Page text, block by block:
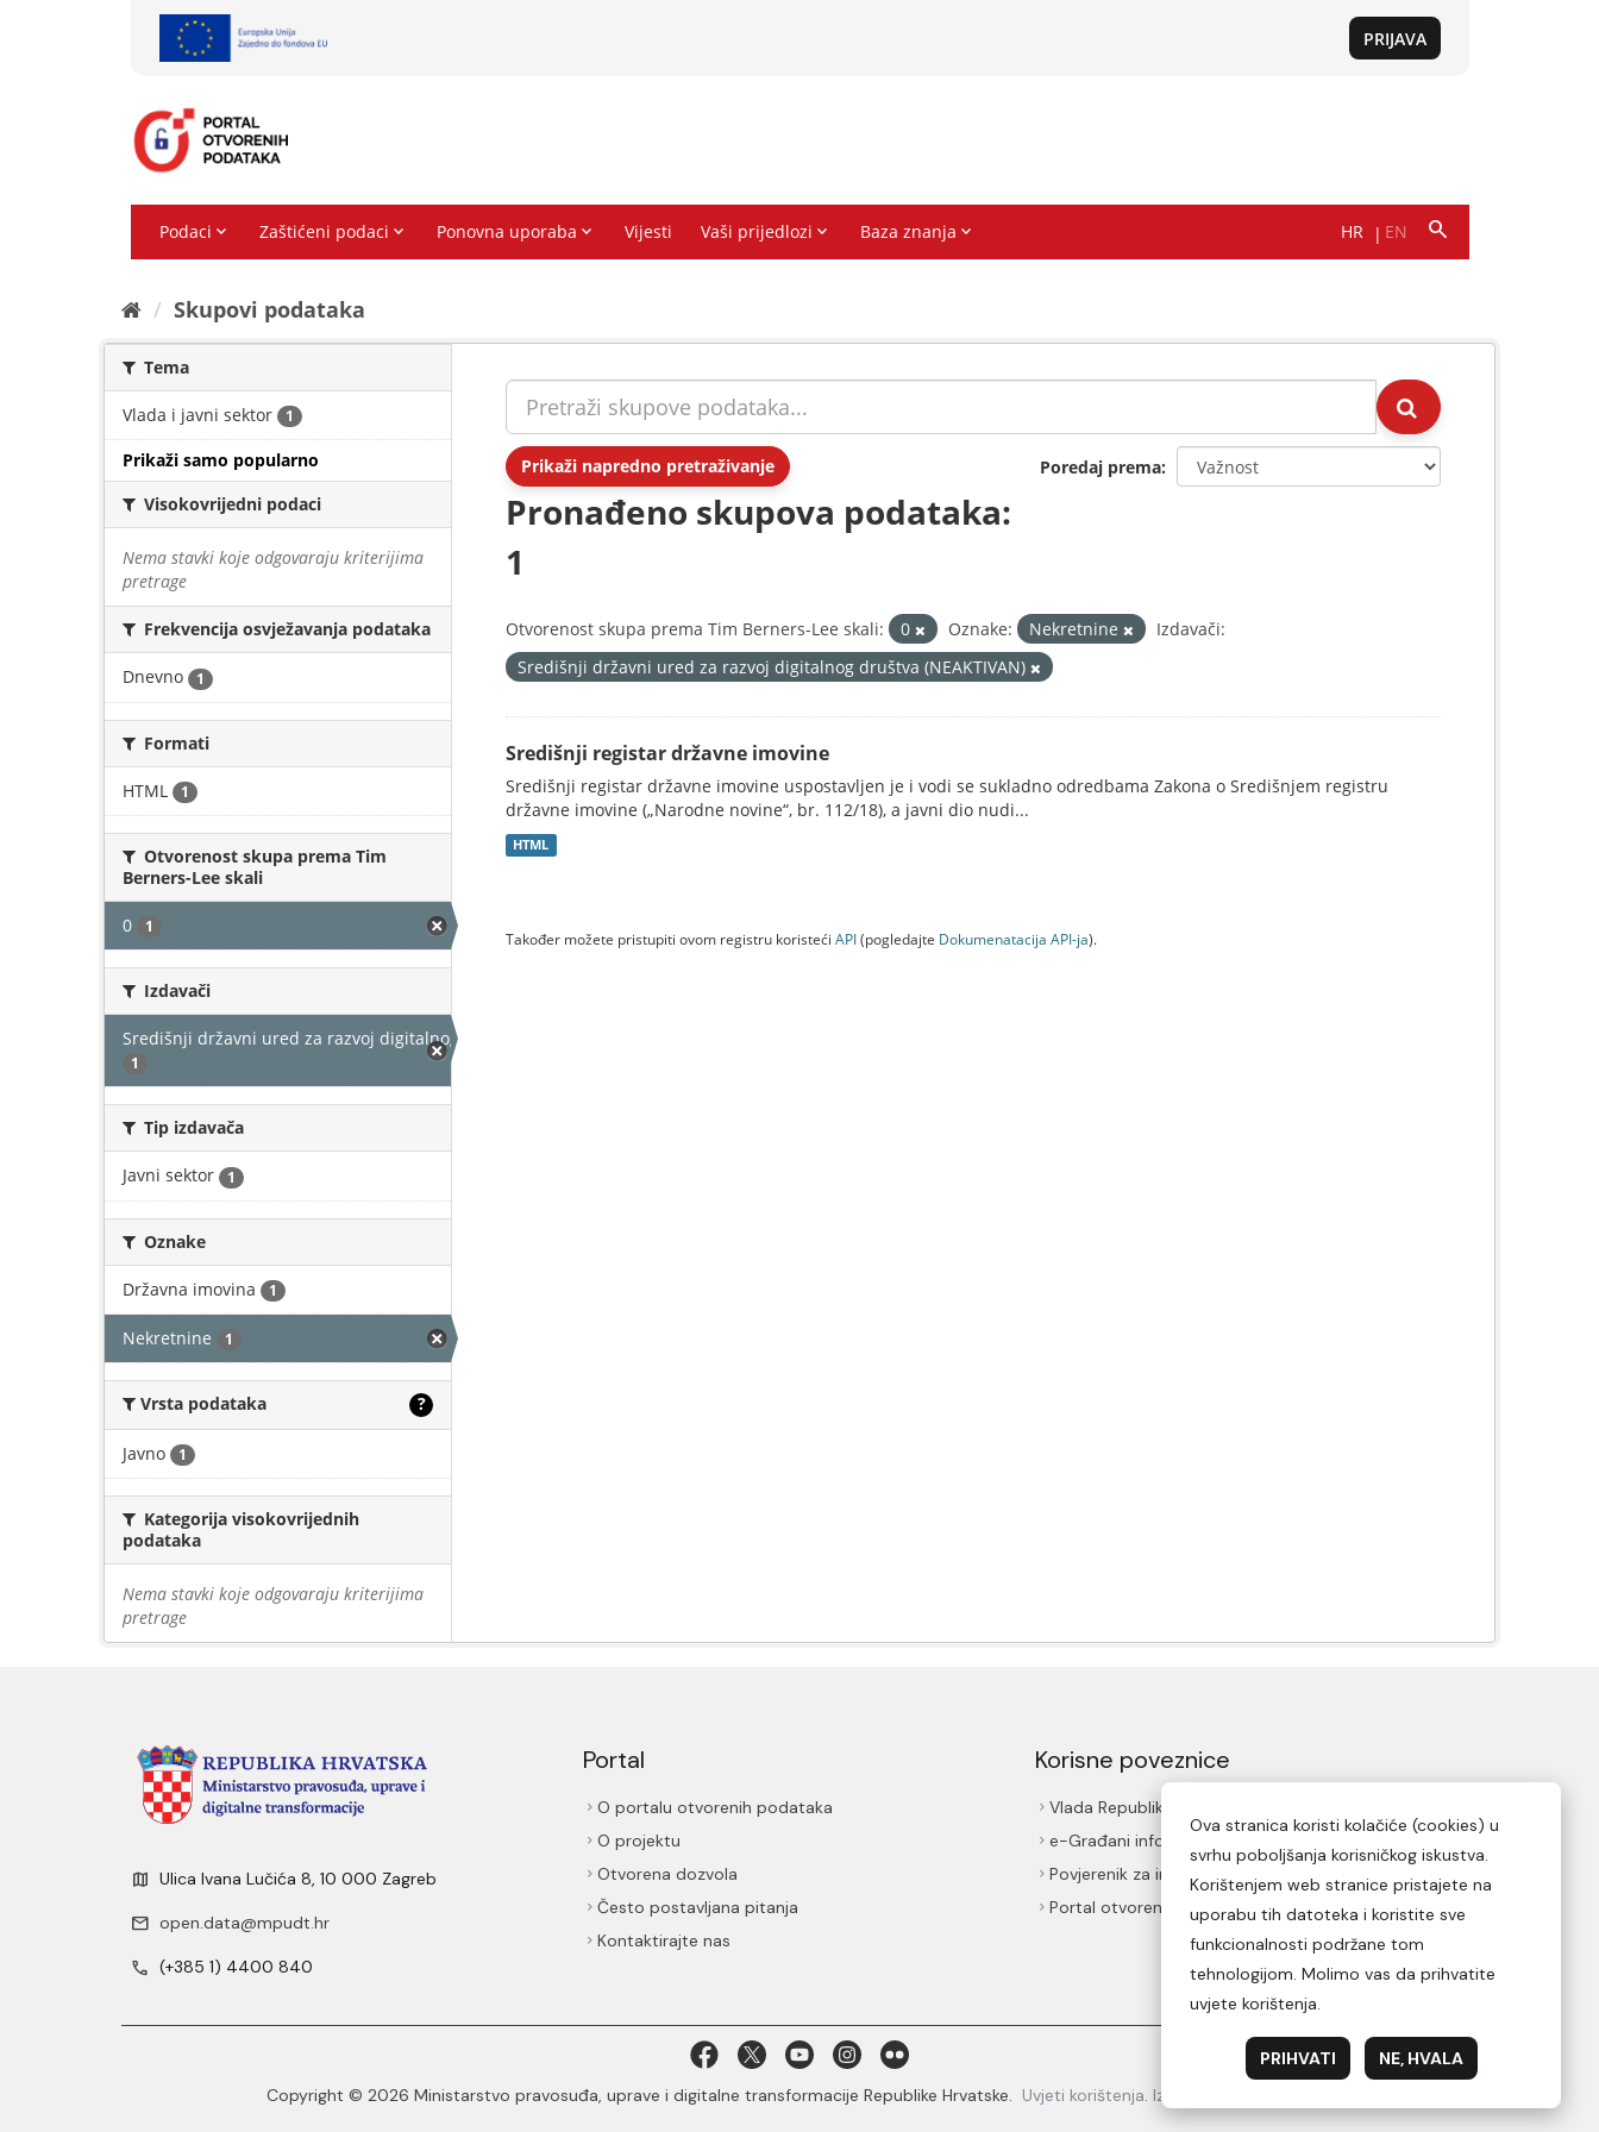
Skupovi podаtаkа
Tema
Vlada i javni sektor 1
Prikaži samo popularno
Visokovrijedni podaci
Nema stavki koje odgovaraju kriterijima
pretrage
Frekvencija osvježavanja podataka
Dnevno 1
Formati
HTML 1
Otvorenost skupa prema Tim
Berners-Lee skali
0 1
Izdavači
Središnji državni ured za razvoj digitalnog društva (NEAKTIVAN)
1
Tip izdavača
Javni sektor 1
Oznake
Državna imovina 1
Nekretnine 1
Vrsta podataka ?
Javno 1
Kategorija visokovrijednih
podataka
Nema stavki koje odgovaraju kriterijima
pretrage
Prikaži napredno pretraživanje Poredaj prema
Pronađeno skupova podataka:
1
Otvorenost skupa prema Tim Berners-Lee skali: 0 Oznake: Nekretnine
Izdavači:
Središnji državni ured za razvoj digitalnog društva (NEAKTIVAN)
Središnji registar državne imovine
Središnji registar državne imovine uspostavljen je i vodi se sukladno odredbama Zakona o Središnjem registru
državne imovine („Narodne novine“, br. 112/18), a javni dio nudi...
HTML
Također možete pristupiti ovom registru koristeći API(pogledajte Dokumenаtаcijа API-jа).